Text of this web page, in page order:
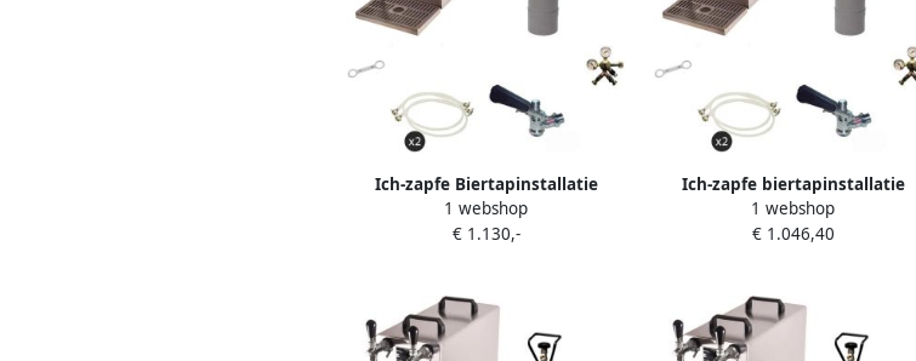
Ich-zapfe Biertapinstallatie
STREAM 50 Compleetset 2-lijns
Doorstroomkoeler tot 55 l uur
1 webshop
€ 1.130,-
Ich-zapfe biertapinstallatie
STREAM 50 complete set met 2-
lijns doorstroomkoeler tot 55 l h
1 webshop
€ 1.046,40